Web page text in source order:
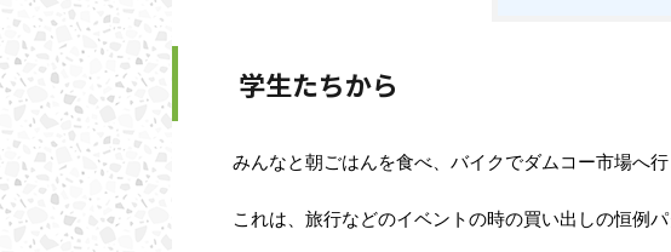
学生たちから
みんなと朝ごはんを食べ、バイクでダムコー市場へ行
これは、旅行などのイベントの時の買い出しの恒例パ